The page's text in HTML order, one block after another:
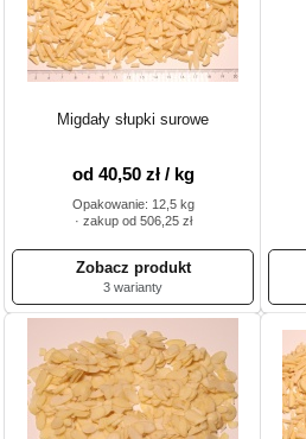
Migdały słupki surowe
od 40,50 zł / kg
Opakowanie: 12,5 kg
· zakup od 506,25 zł
3 warianty